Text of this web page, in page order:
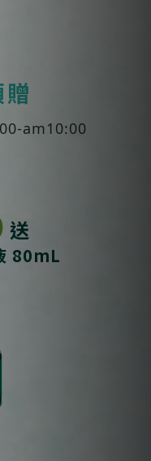
am10:00
送
80mL